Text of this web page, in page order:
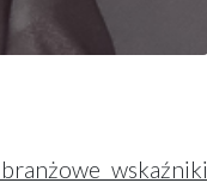
wskaźniki